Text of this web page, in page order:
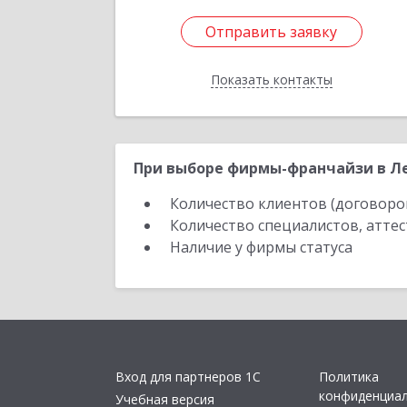
Отправить заявку
Показать контакты
Отправить заявку
Назад
При выборе фирмы-франчайзи в
Количество клиентов
Количество специалистов,
Наличие у фирмы статуса
Вход для партнеров 1С
Учебная версия
Политика